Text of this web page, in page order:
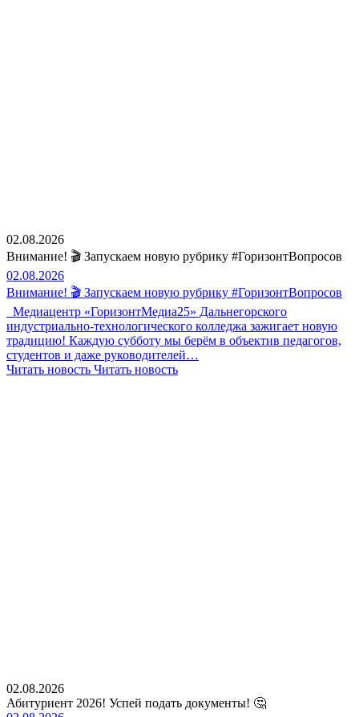
02.08.2026
Внимание! 🎬 Запускаем новую рубрику #ГоризонтВопросов
02.08.2026
Внимание! 🎬 Запускаем новую рубрику #ГоризонтВопросов
Медиацентр «ГоризонтМедиа25» Дальнегорского
индустриально-технологического колледжа зажигает новую
традицию! Каждую субботу мы берём в объектив педагогов,
студентов и даже руководителей…
Читать новость Читать новость
02.08.2026
Абитуриент 2026! Успей подать документы! 🤔